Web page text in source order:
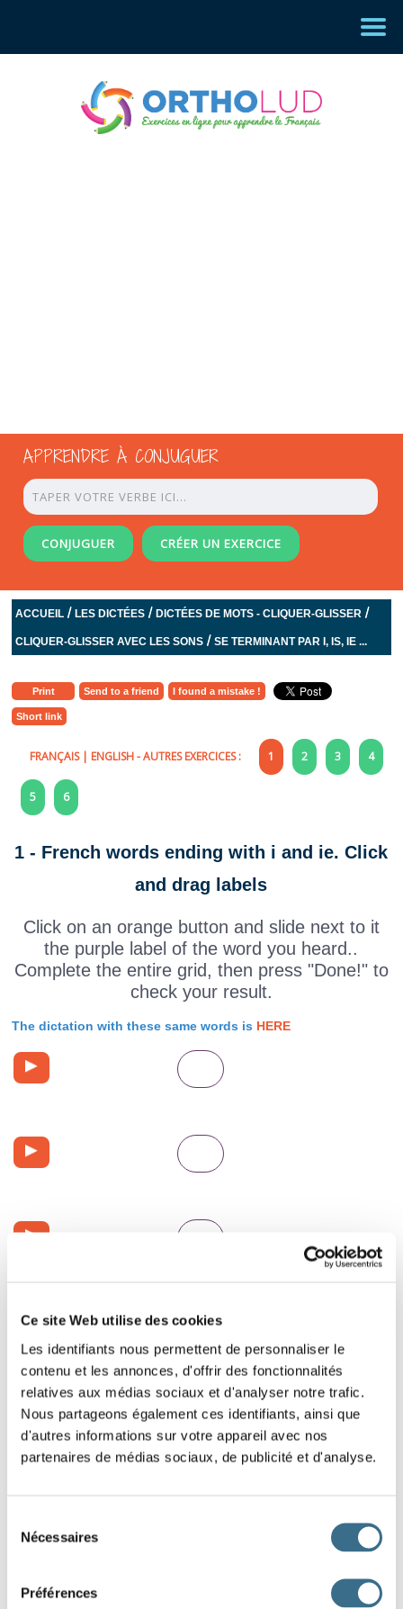
Ce site Web utilise des cookies
Les identifiants nous permettent de personnaliser le
contenu et les annonces, d'offrir des fonctionnalités
relatives aux médias sociaux et d'analyser notre trafic.
Nous partageons également ces identifiants, ainsi que
d'autres informations sur votre appareil avec nos
partenaires de médias sociaux, de publicité et d'analyse.
Nécessaires
Préférences
APPRENDRE À CONJUGUER
CONJUGUER CRÉER UN EXERCICE
ACCUEIL /LES DICTÉES /DICTÉES DE MOTS - CLIQUER-GLISSER /
CLIQUER-GLISSER AVEC LES SONS /SE TERMINANT PAR I, IS, IE ...
Print Send to a friend I found a mistake !
Short link
FRANÇAIS| ENGLISH- AUTRES EXERCICES : 1 2 3 4
5 6
1 - French words ending with i and ie. Click
and drag labels
Click on an orange button and slide next to it
the purple label of the word you heard..
Complete the entire grid, then press "Done!" to
check your result.
The dictation with these same words is HERE